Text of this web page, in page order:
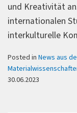
und Kreativität
internationalen
interkulturelle
Posted in News aus
30.06.2023